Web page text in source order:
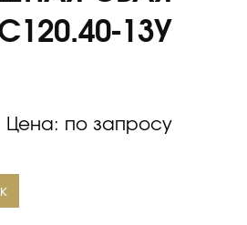
13У
Цена: по запросу